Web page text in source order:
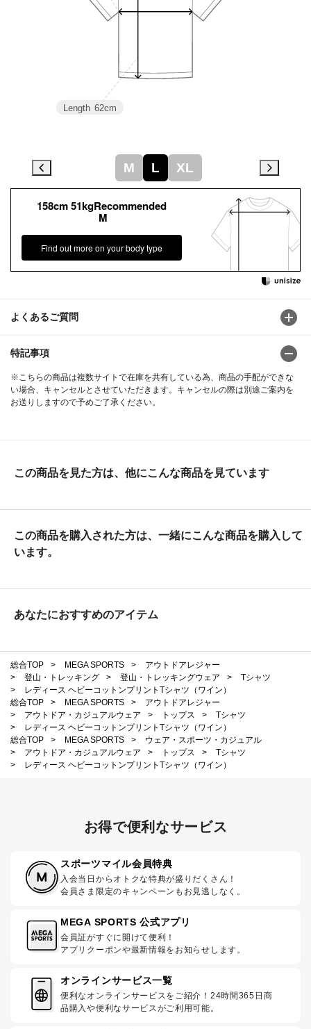
よくあるご質問
特記事項
※こちらの商品は複数サイトで在庫を共有している為、商品の手配ができな
い場合、キャンセルとさせていただきます。キャンセルの際は別途ご案内を
お送りしますので予めご了承ください。
158cm 51kgRecommended
M
Find out more on your body type
Length 62cm
M L XL
この商品を見た方は、他にこんな商品を見ています
この商品を購入された方は、一緒にこんな商品を購入して
います。
あなたにおすすめのアイテム
総合TOP > MEGA SPORTS >
アウトドアレジャー
>
登山・トレッキング > 登山・トレッキングウェア >
Tシャツ
>
レディース ヘビーコットンプリントTシャツ（ワイン）
総合TOP
> MEGA SPORTS >
アウトドアレジャー
>
アウトドア・カジュアルウェア > トップス >
Tシャツ
>
レディース ヘビーコットンプリントTシャツ（ワイン）
総合TOP
> MEGA SPORTS >
ウェア・スポーツ・カジュアル
>
アウトドア・カジュアルウェア > トップス >
Tシャツ
>
レディース ヘビーコットンプリントTシャツ（ワイン）
お得で便利なサービス
スポーツマイル会員特典
入会当日からオトクな特典が盛りだくさん！
会員さま限定のキャンペーンもお見逃しなく。
MEGA SPORTS 公式アプリ
会員証がすぐに開けて便利！
アプリクーポンや最新情報をお知らせします。
オンラインサービス一覧
便利なオンラインサービスをご紹介！24時間365日商
品購入や便利なサービスがご利用可能。